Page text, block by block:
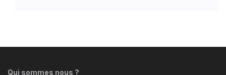
Qui sommes nous ?